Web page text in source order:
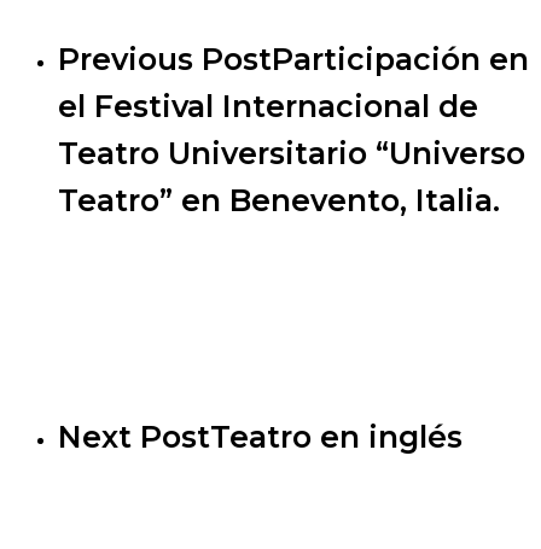
Previous PostParticipación en
el Festival Internacional de
Teatro Universitario “Universo
Teatro” en Benevento, Italia.
Next PostTeatro en inglés